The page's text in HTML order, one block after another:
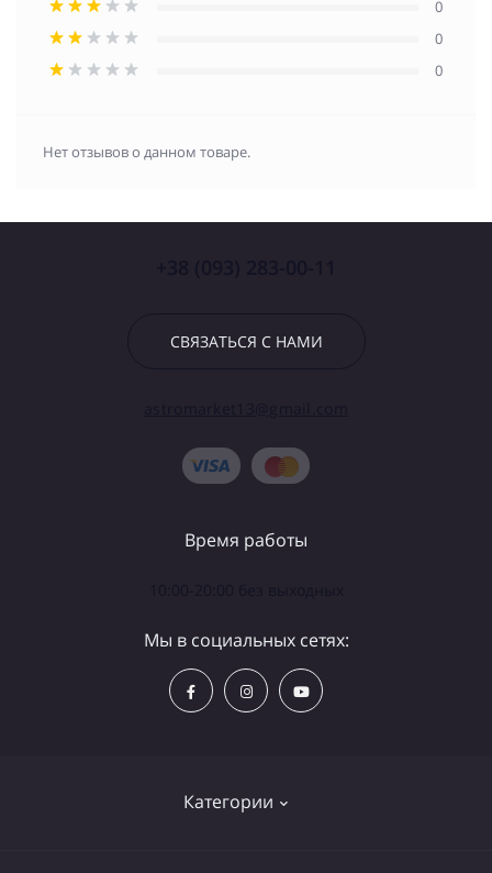
0
0
0
Нет отзывов о данном товаре.
СВЯЗАТЬСЯ С НАМИ
Категории
Время работы
Мы в социальных сетях: